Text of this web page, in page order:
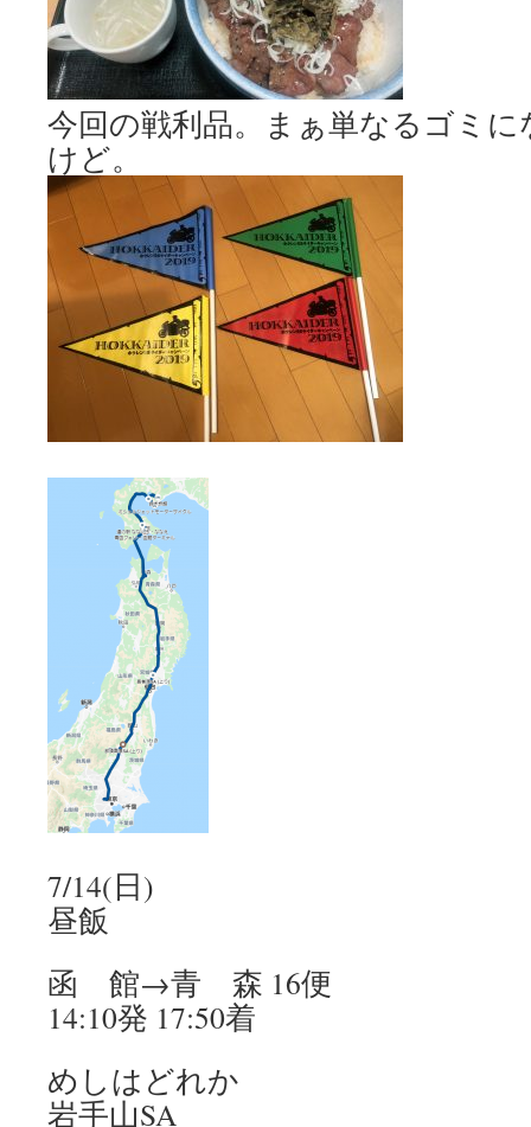
今回の戦利品。まぁ単なるゴミ
けど。
7/14(日)
昼飯
函 館→青 森 16便
14:10発 17:50着
めしはどれか
岩手山SA